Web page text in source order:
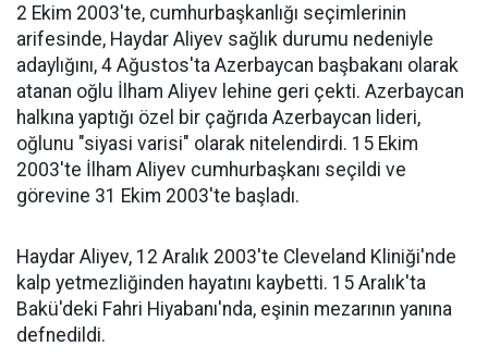
2 Ekim 2003'te, cumhurbaşkanlığı seçimlerinin
arifesinde, Haydar Aliyev sağlık durumu nedeniyle
adaylığını, 4 Ağustos'ta Azerbaycan başbakanı olarak
atanan oğlu İlham Aliyev lehine geri çekti. Azerbaycan
halkına yaptığı özel bir çağrıda Azerbaycan lideri,
oğlunu "siyasi varisi" olarak nitelendirdi. 15 Ekim
2003'te İlham Aliyev cumhurbaşkanı seçildi ve
görevine 31 Ekim 2003'te başladı.
Haydar Aliyev, 12 Aralık 2003'te Cleveland Kliniği'nde
kalp yetmezliğinden hayatını kaybetti. 15 Aralık'ta
Bakü'deki Fahri Hiyabanı'nda, eşinin mezarının yanına
defnedildi.